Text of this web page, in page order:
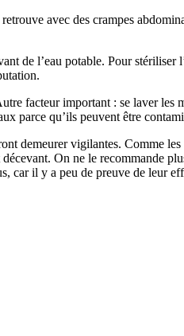
avec des crampes
de l’eau potable. Pour
facteur important : se laver les
parce qu’ils peuvent être
demeurer vigilantes. Comme
On ne le recommande
car il y a peu de preuve de leur